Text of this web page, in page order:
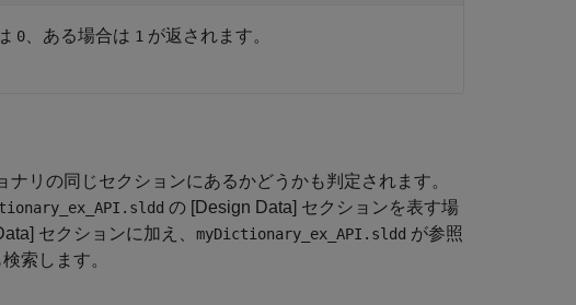
0 、ある場合は 1 が返されます。
リの同じセクションにあるかどうかも判定されます。
の [Design Data] セクションを表す場
セクションに加え、 myDictionary_ex_API.sldd が参照
索します。